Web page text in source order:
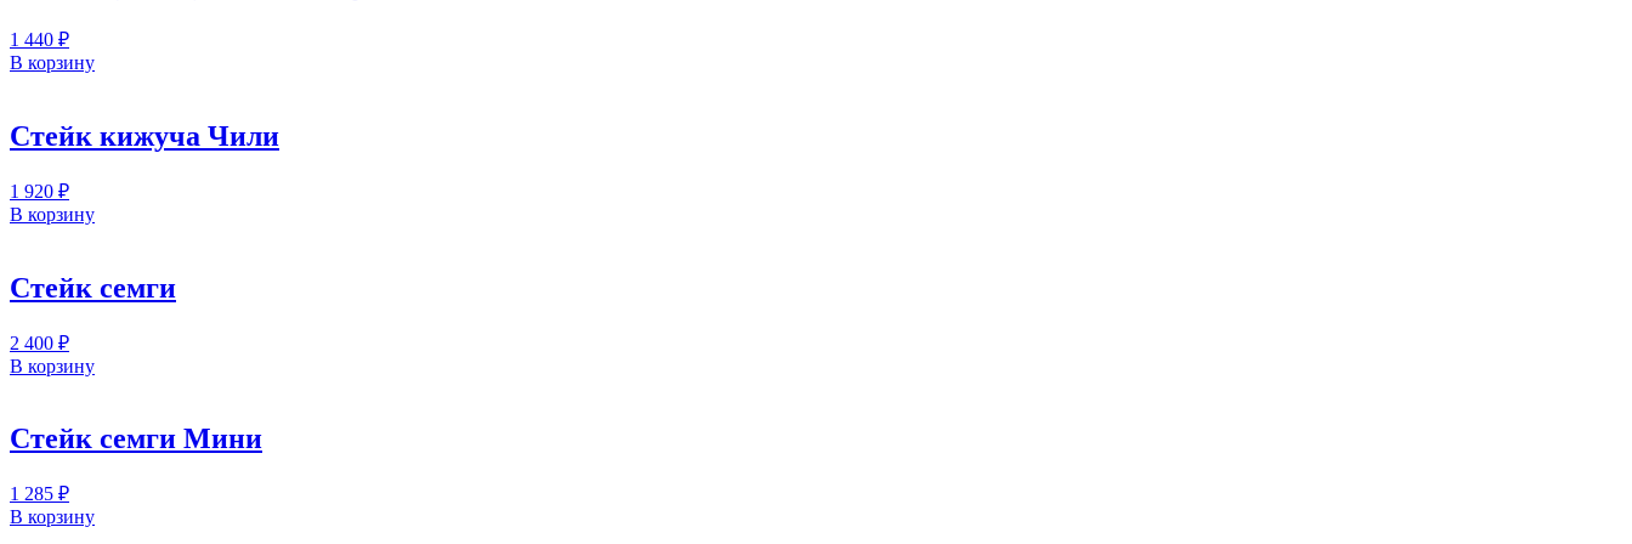
1 440 ₽
В корзину
Стейк кижуча Чили
1 920 ₽
В корзину
Стейк семги
2 400 ₽
В корзину
Стейк семги Мини
1 285 ₽
В корзину